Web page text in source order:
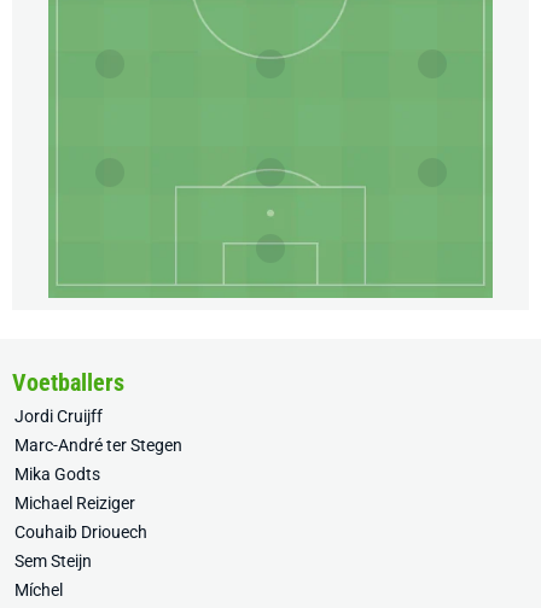
Voetballers
Jordi Cruijff
Marc-André ter Stegen
Mika Godts
Michael Reiziger
Couhaib Driouech
Sem Steijn
Míchel